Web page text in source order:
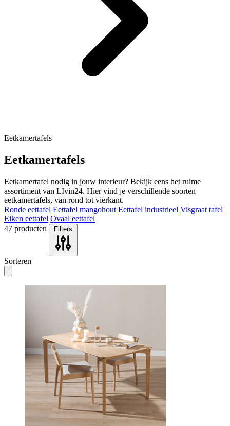
Eetkamertafels
Eetkamertafels
Eetkamertafel nodig in jouw interieur? Bekijk eens het ruime
assortiment van LIvin24. Hier vind je verschillende soorten
eetkamertafels, van rond tot vierkant.
Ronde eettafel Eettafel mangohout Eettafel industrieel Visgraat tafel
Eiken eettafel Ovaal eettafel
47 producten Filters
Sorteren